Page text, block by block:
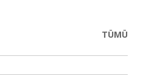
TÜMÜ